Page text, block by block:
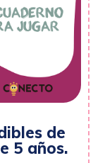
de
5 años.